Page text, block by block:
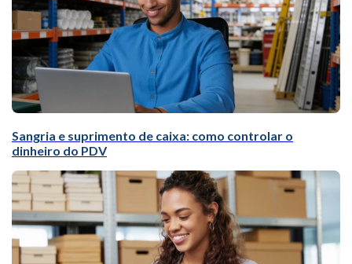
Sangria e suprimento de caixa: como controlar o
dinheiro do PDV